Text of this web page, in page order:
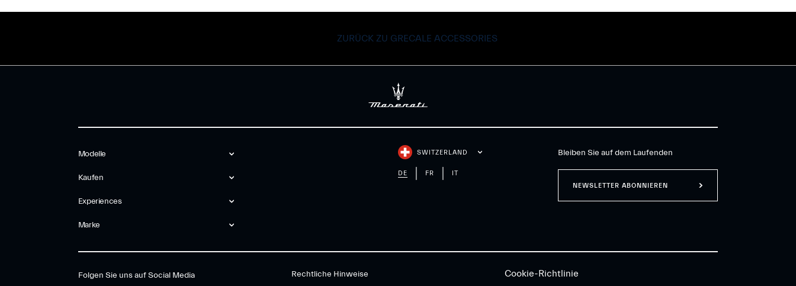
ZURÜCK ZU GRECALE ACCESSORIES
Modelle
Kaufen
Experiences
Marke
SWITZERLAND
DE FR IT
Bleiben Sie auf dem Laufenden
NEWSLETTER ABONNIEREN
Folgen Sie uns auf Social Media Rechtliche Hinweise Cookie-Richtlinie